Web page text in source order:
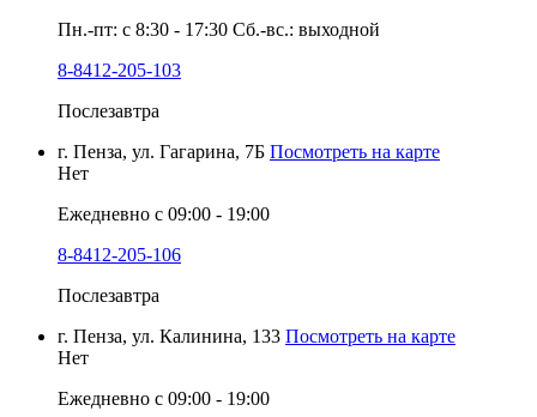
Пн.-пт: с 8:30 - 17:30 Сб.-вс.: выходной
8-8412-205-103
Послезавтра
г. Пенза, ул. Гагарина, 7Б Посмотреть на карте
Нет
Ежедневно с 09:00 - 19:00
8-8412-205-106
Послезавтра
г. Пенза, ул. Калинина, 133 Посмотреть на карте
Нет
Ежедневно с 09:00 - 19:00